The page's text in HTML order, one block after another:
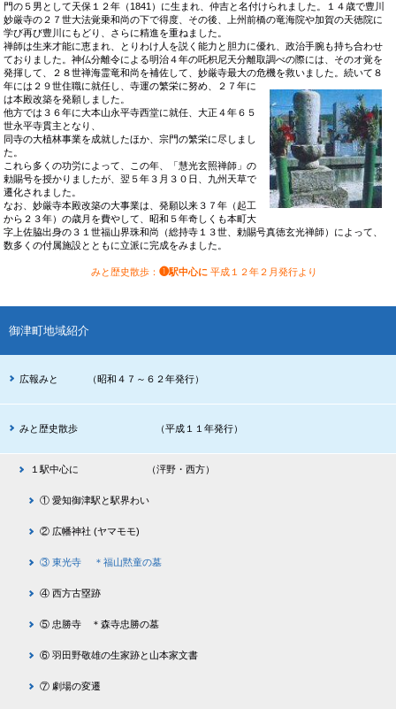
門の５男として天保１２年（1841）に生まれ、仲吉と名付けられました。１４歳で豊川
妙厳寺の２７世大法覚乗和尚の下で得度、その後、上州前橋の竜海院や加賀の天徳院に
学び再び豊川にもどり、さらに精進を重ねました。
禅師は生来才能に恵まれ、とりわけ人を説く能力と胆力に優れ、政治手腕も持ち合わせ
ておりました。神仏分離令による明治４年の吒枳尼天分離取調べの際には、そのオ覚を
発揮して、２８世禅海霊竜和尚を補佐して、妙厳寺最大の危機を救いました。続いて８
年には２９世住職に就任し、寺運の繁栄に努め、２７年に
は本殿改築を発願しました。
他方では３６年に大本山永平寺西堂に就任、大正４年６５
世永平寺貫主となり、
同寺の大植林事業を成就したほか、宗門の繁栄に尽しまし
た。
これら多くの功労によって、この年、「慧光玄照禅師」の
勅賜号を授かりましたが、翌５年３月３０日、九州天草で
遷化されました。
なお、妙厳寺本殿改築の大事業は、発願以来３７年（起工
から２３年）の歳月を費やして、昭和５年奇しくも本町大
字上佐脇出身の３１世福山界珠和尚（総持寺１３世、勅賜号真徳玄光禅師）によって、
数多くの付属施設とともに立派に完成をみました。
みと歴史散歩 ：❶駅中心に 平成１２年２月発行より
御津町地域紹介
広報みと （昭和４７～６２年発行）
みと歴史散歩 （平成１１年発行）
１駅中心に （泙野・西方）
① 愛知御津駅と駅界わい
② 広幡神社 (ヤマモモ)
③ 東光寺 ＊福山黙童の墓
④ 西方古塁跡
⑤ 忠勝寺 ＊森寺忠勝の墓
⑥ 羽田野敬雄の生家跡と山本家文書
⑦ 劇場の変遷